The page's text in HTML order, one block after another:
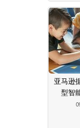
亚马逊
型智